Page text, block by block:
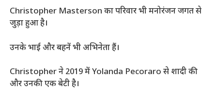
Christopher Masterson का परिवार भी मनोरंजन जगत से
जुड़ा हुआ है।
उनके भाई और बहनें भी अभिनेता हैं।
Christopher ने 2019 में Yolanda Pecoraro से शादी की
और उनकी एक बेटी है।